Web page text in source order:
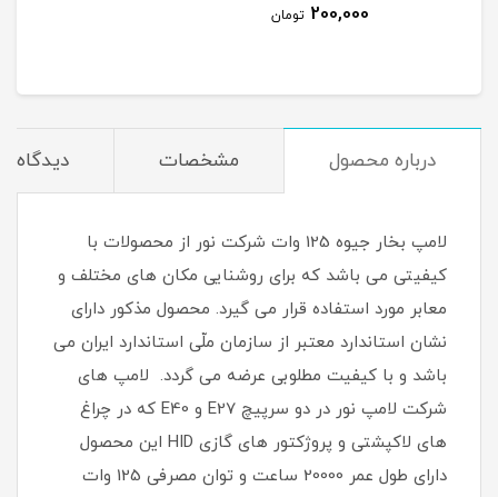
200,000 تومان
درباره محصول مشخصات دیدگاه‌ها
لامپ بخار جیوه 125 وات شرکت نور از محصولات با
کیفیتی می باشد که برای روشنایی مکان های مختلف و
معابر مورد استفاده قرار می گیرد. محصول مذکور دارای
نشان استاندارد معتبر از سازمان ملّی استاندارد ایران می
باشد و با کیفیت مطلوبی عرضه می گردد. لامپ های
شرکت لامپ نور در دو سرپیچ E27 و E40 که در چراغ
های لاکپشتی و پروژکتور های گازی HID این محصول
دارای طول عمر 20000 ساعت و توان مصرفی 125 وات